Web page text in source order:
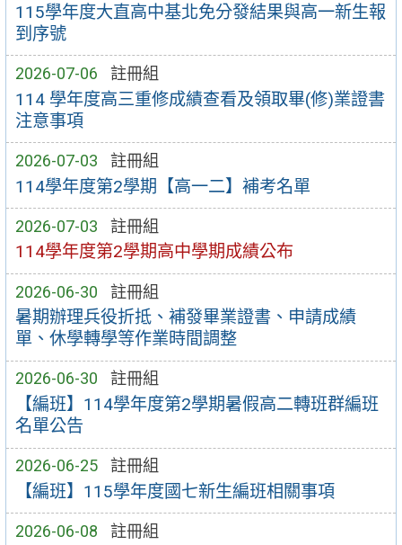
115學年度大直高中基北免分發結果與高一新生報
到序號
2026-07-06 註冊組
114 學年度高三重修成績查看及領取畢(修)業證書
注意事項
2026-07-03 註冊組
114學年度第2學期【高一二】補考名單
2026-07-03 註冊組
114學年度第2學期高中學期成績公布
2026-06-30 註冊組
暑期辦理兵役折抵、補發畢業證書、申請成績
單、休學轉學等作業時間調整
2026-06-30 註冊組
【編班】114學年度第2學期暑假高二轉班群編班
名單公告
2026-06-25 註冊組
【編班】115學年度國七新生編班相關事項
2026-06-08 註冊組